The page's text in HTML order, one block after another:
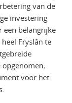
van de
investering
een belangrijke
Fryslân te
voor het